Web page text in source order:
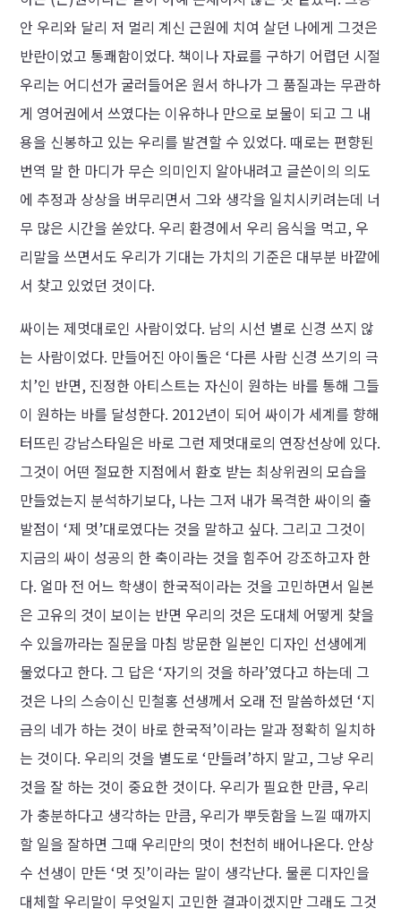
안 우리와 달리 저 멀리 계신 근원에 치여 살던 나에게 그것은
반란이었고 통쾌함이었다. 책이나 자료를 구하기 어렵던 시절
우리는 어디선가 굴러들어온 원서 하나가 그 품질과는 무관하
게 영어권에서 쓰였다는 이유하나 만으로 보물이 되고 그 내
용을 신봉하고 있는 우리를 발견할 수 있었다. 때로는 편향된
번역 말 한 마디가 무슨 의미인지 알아내려고 글쓴이의 의도
에 추정과 상상을 버무리면서 그와 생각을 일치시키려는데 너
무 많은 시간을 쏟았다. 우리 환경에서 우리 음식을 먹고, 우
리말을 쓰면서도 우리가 기대는 가치의 기준은 대부분 바깥에
서 찾고 있었던 것이다.
싸이는 제멋대로인 사람이었다. 남의 시선 별로 신경 쓰지 않
는 사람이었다. 만들어진 아이돌은 ‘다른 사람 신경 쓰기의 극
치’인 반면, 진정한 아티스트는 자신이 원하는 바를 통해 그들
이 원하는 바를 달성한다. 2012년이 되어 싸이가 세계를 향해
터뜨린 강남스타일은 바로 그런 제멋대로의 연장선상에 있다.
그것이 어떤 절묘한 지점에서 환호 받는 최상위권의 모습을
만들었는지 분석하기보다, 나는 그저 내가 목격한 싸이의 출
발점이 ‘제 멋’대로였다는 것을 말하고 싶다. 그리고 그것이
지금의 싸이 성공의 한 축이라는 것을 힘주어 강조하고자 한
다. 얼마 전 어느 학생이 한국적이라는 것을 고민하면서 일본
은 고유의 것이 보이는 반면 우리의 것은 도대체 어떻게 찾을
수 있을까라는 질문을 마침 방문한 일본인 디자인 선생에게
물었다고 한다. 그 답은 ‘자기의 것을 하라’였다고 하는데 그
것은 나의 스승이신 민철홍 선생께서 오래 전 말씀하셨던 ‘지
금의 네가 하는 것이 바로 한국적’이라는 말과 정확히 일치하
는 것이다. 우리의 것을 별도로 ‘만들려’하지 말고, 그냥 우리
것을 잘 하는 것이 중요한 것이다. 우리가 필요한 만큼, 우리
가 충분하다고 생각하는 만큼, 우리가 뿌듯함을 느낄 때까지
할 일을 잘하면 그때 우리만의 멋이 천천히 배어나온다. 안상
수 선생이 만든 ‘멋 짓’이라는 말이 생각난다. 물론 디자인을
대체할 우리말이 무엇일지 고민한 결과이겠지만 그래도 그것